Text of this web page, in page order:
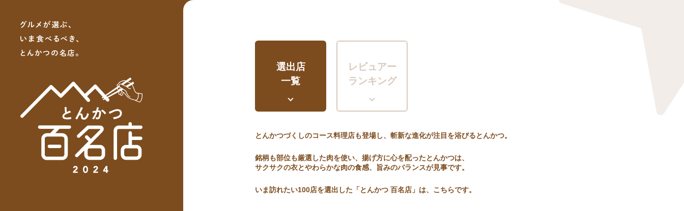
選出店
一覧
レビュアー
ランキング
とんかつづくしのコース料理店も登場し、斬新な進化が注目を浴びるとんかつ。
銘柄も部位も厳選した肉を使い、揚げ方に心を配ったとんかつは、
サクサクの衣とやわらかな肉の食感、旨みのバランスが見事です。
いま訪れたい100店を選出した「とんかつ 百名店」は、こちらです。